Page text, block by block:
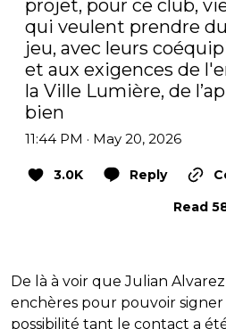
projet, pour ce club,
qui veulent prendre
jeu, avec leurs
et aux exigences de
la Ville Lumière, de
bien
11:44 PM · May 20, 2026
3.0K Reply
Read
De là à voir que Julian
enchères pour pouvoir signer
possibilité tant le contact a